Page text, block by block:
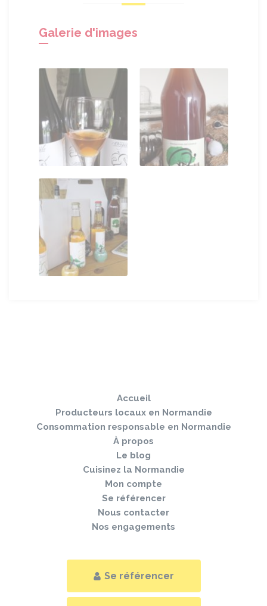
Galerie d'images
Accueil
Producteurs locaux en Normandie
Consommation responsable en Normandie
À propos
Le blog
Cuisinez la Normandie
Mon compte
Se référencer
Nous contacter
Nos engagements
Se référencer